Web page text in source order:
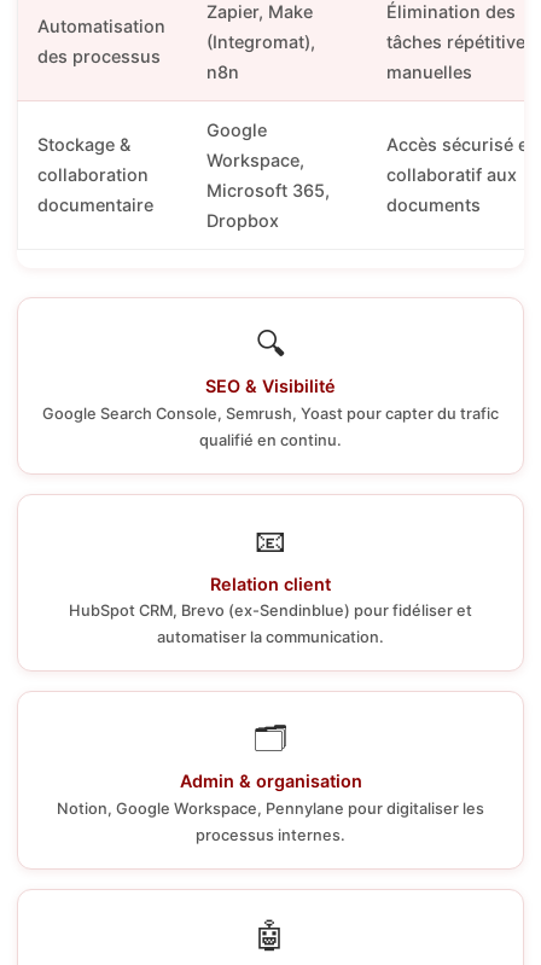
Automatisation
des processus
Zapier, Make
(Integromat),
n8n
Élimination des
tâches répétitives
manuelles
Stockage &
collaboration
documentaire
Google
Workspace,
Microsoft 365,
Dropbox
Accès sécurisé et
collaboratif aux
documents
🔍
SEO & Visibilité
Google Search Console, Semrush, Yoast pour capter du trafic
qualifié en continu.
📧
Relation client
HubSpot CRM, Brevo (ex-Sendinblue) pour fidéliser et
automatiser la communication.
🗂️
Admin & organisation
Notion, Google Workspace, Pennylane pour digitaliser les
processus internes.
🤖